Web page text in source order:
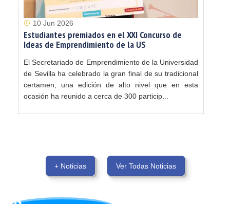
10 Jun 2026
Estudiantes premiados en el XXI Concurso de
Ideas de Emprendimiento de la US
El Secretariado de Emprendimiento de la Universidad
de Sevilla ha celebrado la gran final de su tradicional
certamen, una edición de alto nivel que en esta
ocasión ha reunido a cerca de 300 particip...
+ Noticias Ver Todas Noticias